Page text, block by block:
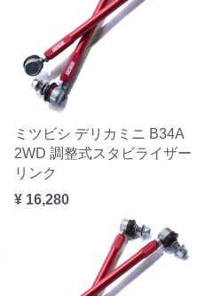
ミツビシ デリカミニ B34A
2WD 調整式スタビライザー
リンク
¥ 16,280